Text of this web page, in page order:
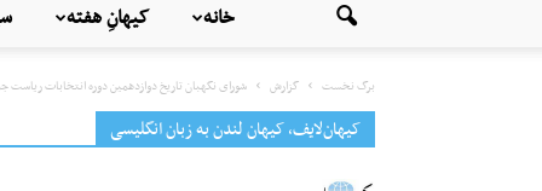
کیهانِ هفته خانه
برگ نخست گزارش شورای نگهبان تاریخ دوازدهمین دوره انتخابات ریاست
کیهان‌لایف، کیهان لندن به زبان انگلیسی